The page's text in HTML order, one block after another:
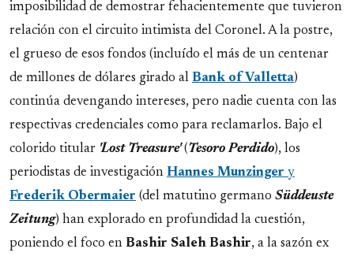
imposibilidad de demostrar fehacientemente que tuvieron
relación con el circuito intimista del Coronel. A la postre,
el grueso de esos fondos (incluído el más de un centenar
de millones de dólares girado al Bank of Valletta)
continúa devengando intereses, pero nadie cuenta con las
respectivas credenciales como para reclamarlos. Bajo el
colorido titular 'Lost Treasure'(Tesoro Perdido), los
periodistas de investigación Hannes Munzinger y
Frederik Obermaier (del matutino germano Süddeuste
Zeitung) han explorado en profundidad la cuestión,
poniendo el foco en Bashir Saleh Bashir, a la sazón ex